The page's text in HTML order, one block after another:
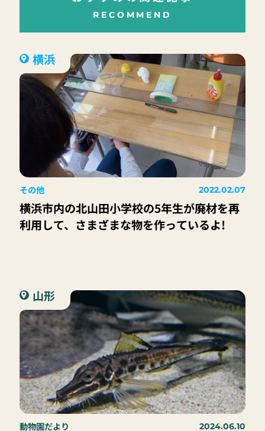
RECOMMEND
横浜
その他 2022.02.07
横浜市内の北山田小学校の5年生が廃材を再
利用して、さまざまな物を作っているよ!
山形
動物園だより 2024.06.10